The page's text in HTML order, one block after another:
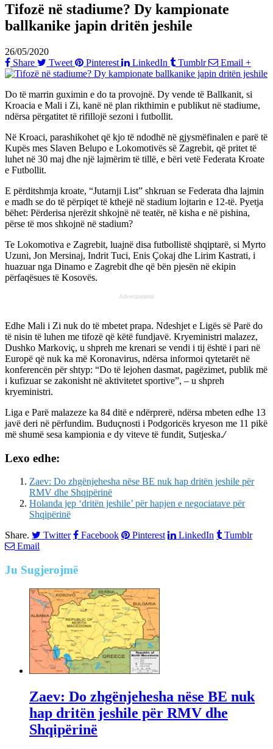
Tifozë në stadiume? Dy kampionate
ballkanike japin dritën jeshile
26/05/2020
Share
Tweet Pinterest LinkedIn Tumblr Email +
Do të marrin guximin e do ta provojnë. Dy vende të Ballkanit, si
Kroacia e Mali i Zi, kanë në plan rikthimin e publikut në stadiume,
ndërsa përgatitet të rifillojë sezoni i futbollit.
Në Kroaci, parashikohet që kjo të ndodhë në gjysmëfinalen e parë të
Kupës mes Slaven Belupo e Lokomotivës së Zagrebit, që pritet të
luhet në 30 maj dhe një lajmërim të tillë, e bëri vetë Federata Kroate
e Futbollit.
E përditshmja kroate, “Jutarnji List” shkruan se Federata dha lajmin
e madh se do të përpiqet të kthejë në stadium lojtarin e 12-të. Pyetja
bëhet: Përderisa njerëzit shkojnë në teatër, në kisha e në pishina,
përse të mos shkojnë në stadium?
Te Lokomotiva e Zagrebit, luajnë disa futbollistë shqiptarë, si Myrto
Uzuni, Jon Mersinaj, Indrit Tuci, Enis Çokaj dhe Lirim Kastrati, i
huazuar nga Dinamo e Zagrebit dhe që bën pjesën në ekipin
përfaqësues të Kosovës.
Advertisement
Edhe Mali i Zi nuk do të mbetet prapa. Ndeshjet e Ligës së Parë do
të nisin të luhen me tifozë që këtë fundjavë. Kryeministri malazez,
Dushko Markoviç, u shpreh me krenari se vendi i tij është i pari në
Europë që nuk ka më Koronavirus, ndërsa informoi qytetarët në
konferencën për shtyp: “Do të lejohen dasmat, pagëzimet, publik më
i kufizuar se zakonisht në aktivitetet sportive”, – u shpreh
kryeministri.
Liga e Parë malazeze ka 84 ditë e ndërprerë, ndërsa mbeten edhe 13
javë deri në përfundim. Buduçnosti i Podgoricës kryeson me 11 pikë
më shumë sesa kampionia e dy viteve të fundit, Sutjeska./
Lexo edhe:
Zaev: Do zhgënjehesha nëse BE nuk hap dritën jeshile për
RMV dhe Shqipërinë
Holanda jep ‘dritën jeshile’ për hapjen e negociatave për
Shqipërinë
Share.
Twitter Facebook Pinterest LinkedIn
Tumblr
Email
Ju Sugjerojmë
Zaev: Do zhgënjehesha nëse BE nuk
hap dritën jeshile për RMV dhe
Shqipërinë